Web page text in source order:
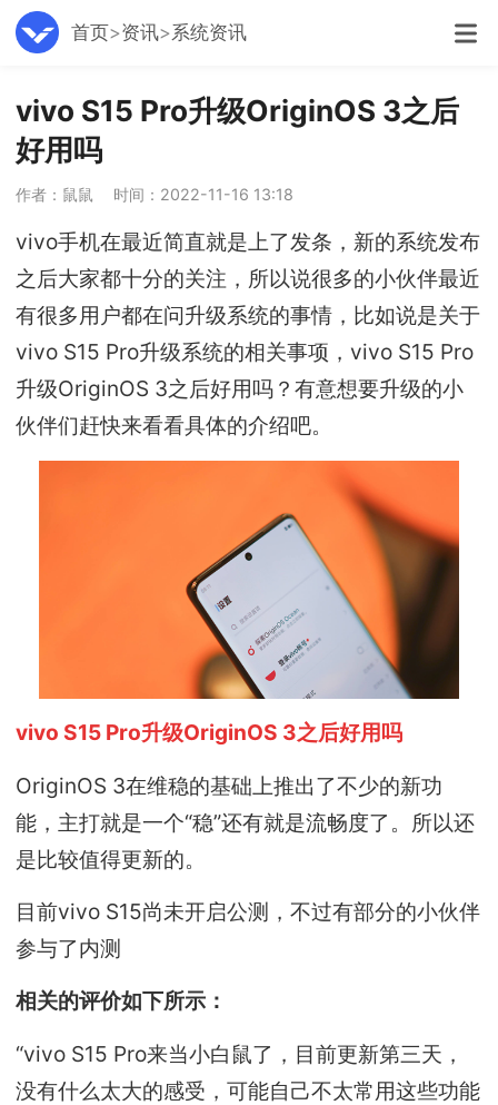
首页 资讯 系统资讯
vivo S15 Pro升级OriginOS 3之后
好用吗
作者：鼠鼠 时间：2022-11-16 13:18
vivo手机在最近简直就是上了发条，新的系统发布
之后大家都十分的关注，所以说很多的小伙伴最近
有很多用户都在问升级系统的事情，比如说是关于
vivo S15 Pro升级系统的相关事项，vivo S15 Pro
升级OriginOS 3之后好用吗？有意想要升级的小
伙伴们赶快来看看具体的介绍吧。
vivo S15 Pro升级OriginOS 3之后好用吗
OriginOS 3在维稳的基础上推出了不少的新功
能，主打就是一个“稳”还有就是流畅度了。所以还
是比较值得更新的。
目前vivo S15尚未开启公测，不过有部分的小伙伴
参与了内测
相关的评价如下所示：
“vivo S15 Pro来当小白鼠了，目前更新第三天，
没有什么太大的感受，可能自己不太常用这些功能